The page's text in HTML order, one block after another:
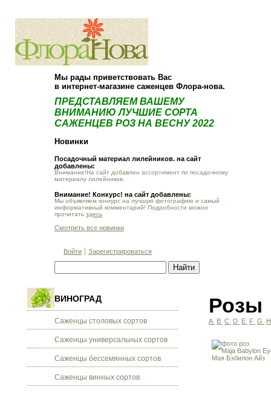
Мы рады приветствовать Вас
в интернет-магазине саженцев Флора-нова.
ПРЕДСТАВЛЯЕМ ВАШЕМУ
ВНИМАНИЮ ЛУЧШИЕ СОРТА
САЖЕНЦЕВ РОЗ НА ВЕСНУ 2022
Новинки
Посадочный материал лилейников. на сайт
добавлены:
Внимание!На сайт добавлен ассортимент по посадочному
материалу лилейников.
Внимание! Конкурс! на сайт добавлены:
Мы объявляем конкурс на лучшую фотографию и самый
информативный комментарий! Подробности можно
прочитать здесь
Смотреть все новинки
Войти Зарегистрироваться
ВИНОГРАД
Саженцы столовых сортов
Саженцы универсальных сортов
Саженцы бессемянных сортов
Саженцы винных сортов
Розы
A B C D E F G